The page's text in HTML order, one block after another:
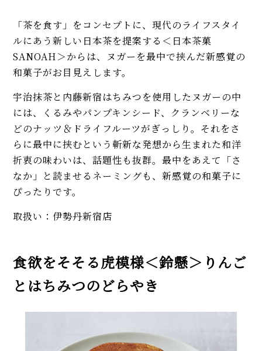
「茶を食す」をコンセプトに、現代のライフスタイ
ルにあう新しい日本茶を提案する＜日本茶菓
SANOAH＞からは、ヌガーを最中で挟んだ新感覚の
和菓子がお目見えします。
宇治抹茶と内藤新宿はちみつを使用したヌガーの中
には、くるみやパンプキンシード、クランベリーな
どのナッツ＆ドライフルーツがぎっしり。それをさ
らに最中に挟むという斬新な発想から生まれた和洋
折衷の味わいは、話題性も抜群。最中をあえて「さ
なか」と読ませるネーミングも、新感覚の和菓子に
ぴったりです。
取扱い：伊勢丹新宿店
食欲をそそる虎模様＜鈴懸＞りんご
とはちみつのどらやき